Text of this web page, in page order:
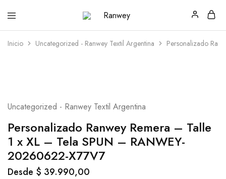
Ranwey
|
Estilo,
Estilo,
Diseño
Inicio Uncategorized - Ranwey Textil Argentina Personalizado
Uncategorized - Ranwey Textil Argentina
Personalizado Ranwey Remera – Talle
1 x XL – Tela SPUN – RANWEY-
20260622-X77V7
Desde $ 39.990,00